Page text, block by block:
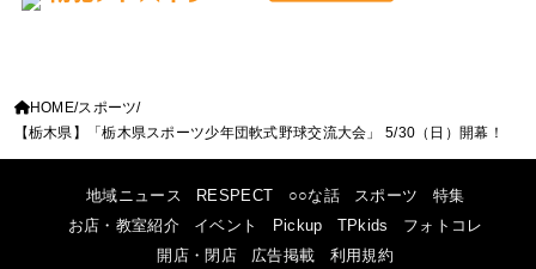
HOME スポーツ
【栃木県】「栃木県スポーツ少年団軟式野球交流大会」 5/30（日）開幕！
地域ニュース RESPECT ○○な話 スポーツ
特集
お店・教室紹介
イベント Pickup TPkids
フォトコレ
開店・閉店
広告掲載 利用規約